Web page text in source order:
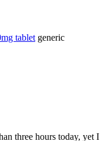
tablet generic
three hours today, yet I